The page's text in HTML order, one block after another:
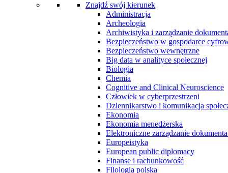
Znajdź swój kierunek
Administracja
Archeologia
Archiwistyka i zarządzanie
Bezpieczeństwo w gospodarce
Bezpieczeństwo wewnętrzne
Big data w analityce społecznej
Biologia
Chemia
Cognitive and Clinical Neuroscience
Człowiek w cyberprzestrzeni
Dziennikarstwo i komunikacja
Ekonomia
Ekonomia menedżerska
Elektroniczne zarządzanie
Europeistyka
European public diplomacy
Finanse i rachunkowość
Filologia polska